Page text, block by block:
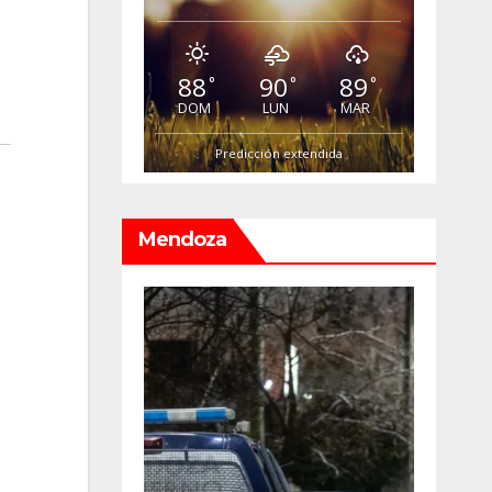
88°
DOM
90°
LUN
89°
MAR
Predicción extendida
Mendoza